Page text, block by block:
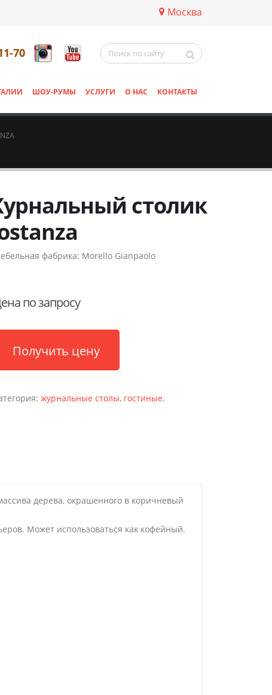
Москва
70
ШОУ-РУМЫ УСЛУГИ О НАС КОНТАКТЫ
столик
фабрика: Morello Gianpaolo
по запросу
Получить цену
журнальные столы, гостиные.
дерева, окрашенного в коричневый
Может использоваться как кофейный.